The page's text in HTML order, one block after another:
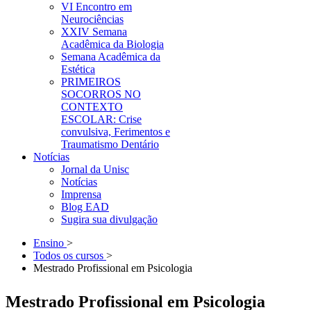
VI Encontro em
Neurociências
XXIV Semana
Acadêmica da Biologia
Semana Acadêmica da
Estética
PRIMEIROS
SOCORROS NO
CONTEXTO
ESCOLAR: Crise
convulsiva, Ferimentos e
Traumatismo Dentário
Notícias
Jornal da Unisc
Notícias
Imprensa
Blog EAD
Sugira sua divulgação
Ensino >
Todos os cursos >
Mestrado Profissional em Psicologia
Mestrado Profissional em Psicologia